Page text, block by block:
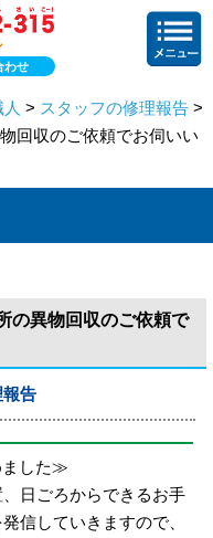
わせ
> スタッフの修理報告 >
回収のご依頼でお伺いい
の異物回収のご依頼で
報告
ました≫
日ごろからできるお手
信していきますので、